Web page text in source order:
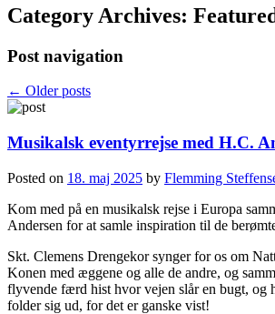
Category Archives:
Post navigation
← Older posts
Musikalsk eventyrrejse med H.C.
Posted on 18. maj 2025 by Flemming
Kom med på en musikalsk rejse i Europa
Andersen for at samle inspiration til de
Skt. Clemens Drengekor synger for os om
Konen med æggene og alle de andre, og
flyvende færd hist hvor vejen slår en bugt, og
folder sig ud, for det er ganske vist!